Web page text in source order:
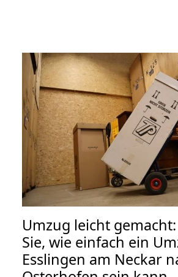
Umzug leicht
Sie, wie einfach ein
Esslingen am Neckar